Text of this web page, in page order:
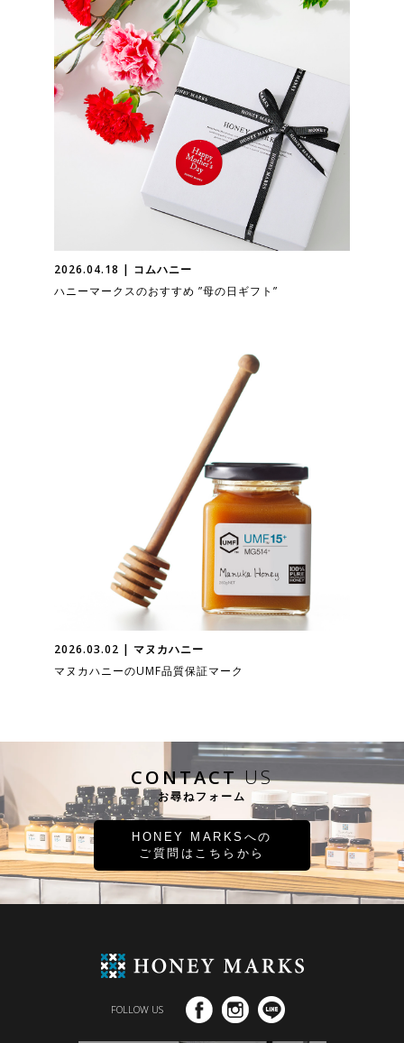
2026.04.18 | コムハニー
ハニーマークスのおすすめ ”母の日ギフト”
2026.03.02 | マヌカハニー
マヌカハニーのUMF品質保証マーク
CONTACTUS
お尋ねフォーム
HONEY MARKSへの
ご質問はこちらから
FOLLOW US